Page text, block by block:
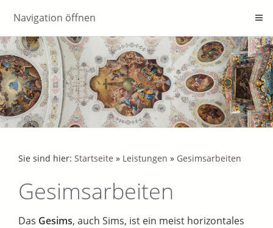
Navigation öffnen
Sie sind hier: Startseite » Leistungen » Gesimsarbeiten
Gesimsarbeiten
Das Gesims, auch Sims, ist ein meist horizontales